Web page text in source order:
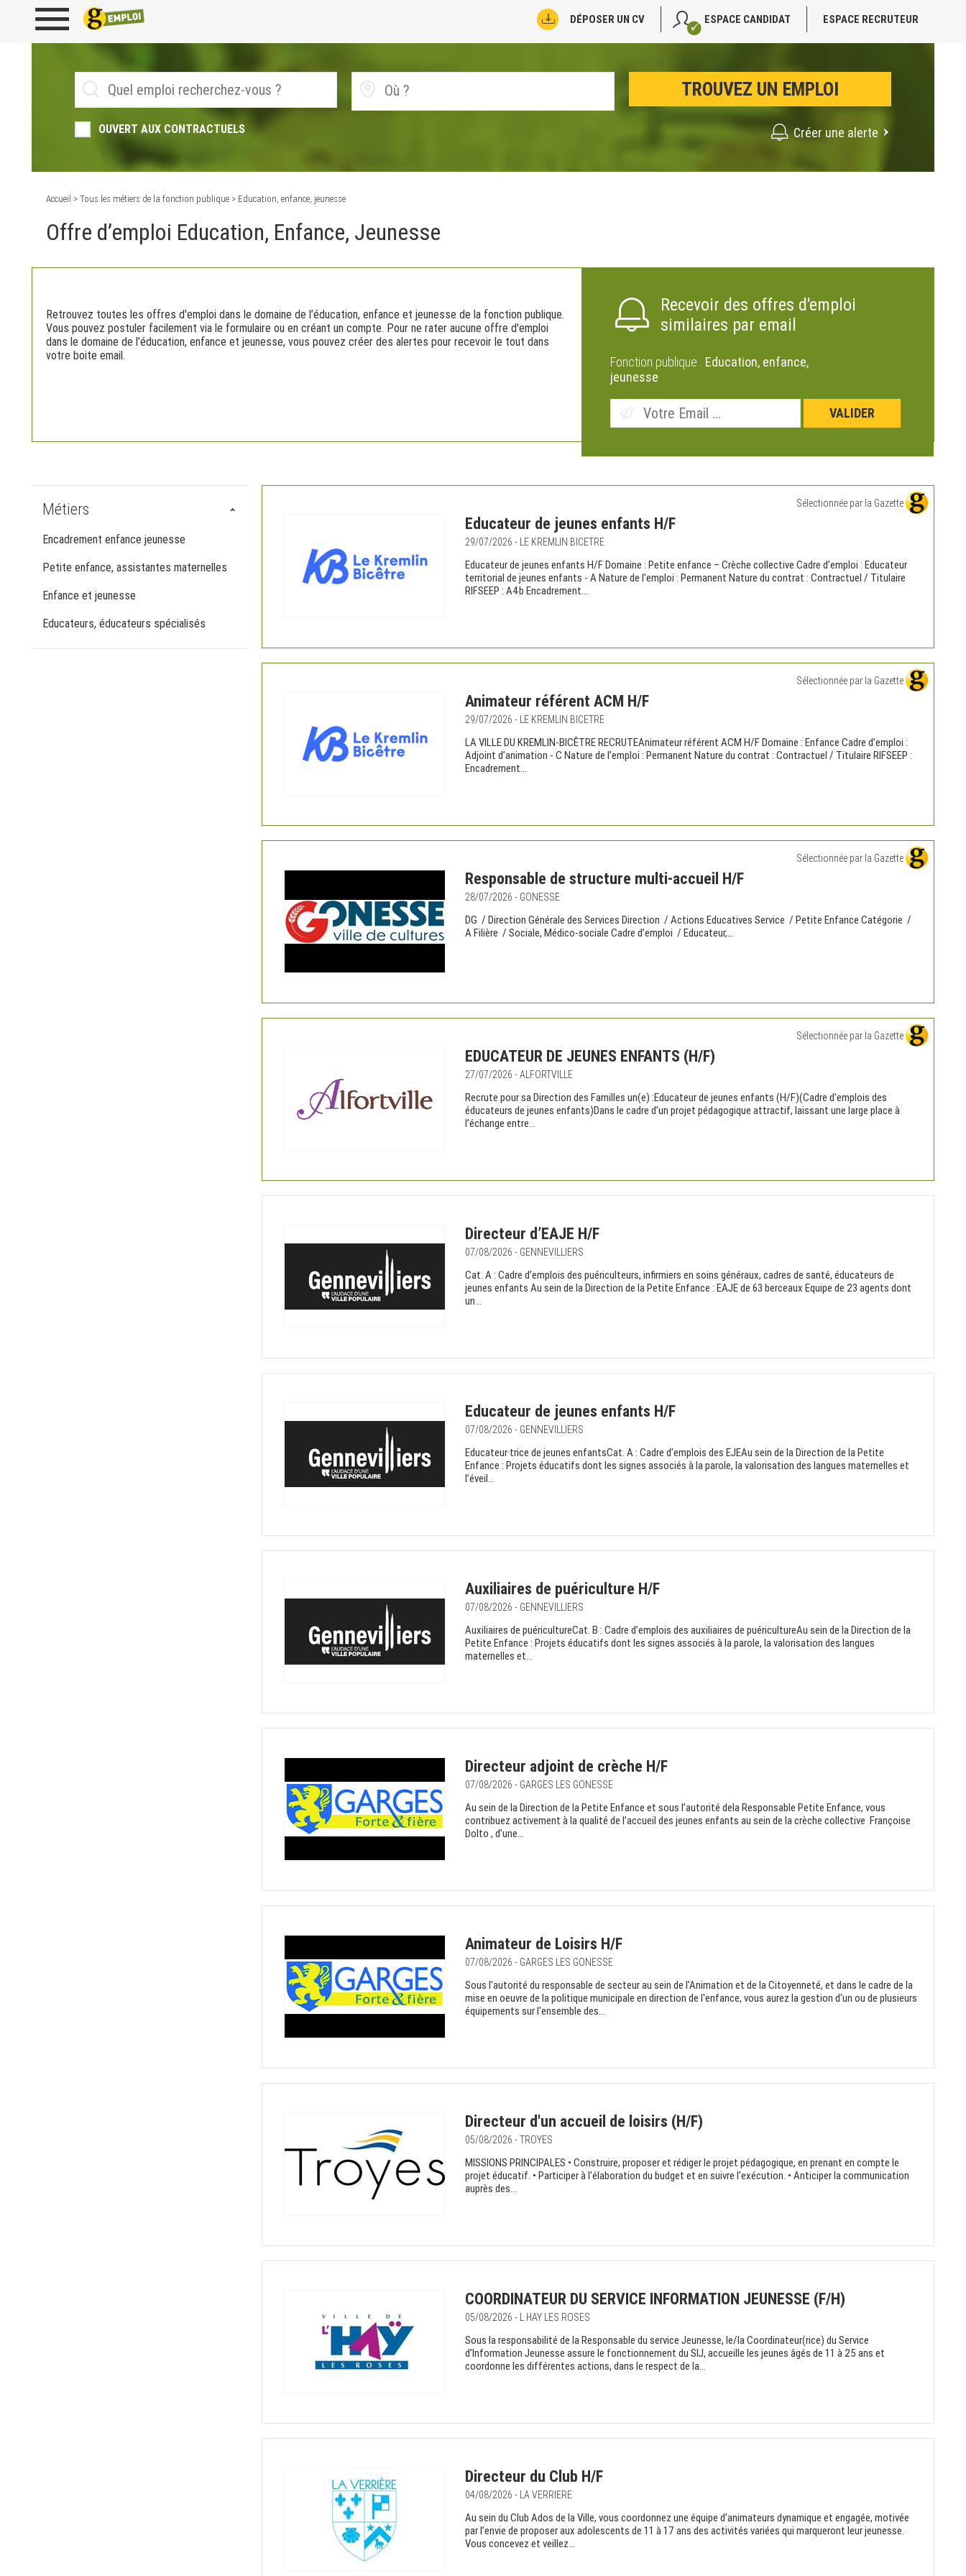
DÉPOSER UN CV ESPACE CANDIDAT ESPACE RECRUTEUR
OUVERT AUX CONTRACTUELS Créer une alerte
Accueil > Tous les métiers de la fonction publique > Education, enfance, jeunesse
Offre d’emploi Education, Enfance, Jeunesse
Retrouvez toutes les offres d'emploi dans le domaine de l’éducation, enfance et jeunesse de la fonction publique.
Vous pouvez postuler facilement via le formulaire ou en créant un compte. Pour ne rater aucune offre d'emploi
dans le domaine de l’éducation, enfance et jeunesse, vous pouvez créer des alertes pour recevoir le tout dans
votre boite email.
Recevoir des offres d'emploi
similaires par email
Fonction publique : Education, enfance,
jeunesse
Métiers
Encadrement enfance jeunesse
Petite enfance, assistantes maternelles
Enfance et jeunesse
Educateurs, éducateurs spécialisés
Sélectionnée par la Gazette
Educateur de jeunes enfants H/F
29/07/2026 - LE KREMLIN BICETRE
Educateur de jeunes enfants H/F Domaine : Petite enfance – Crèche collective Cadre d’emploi : Educateur
territorial de jeunes enfants - A Nature de l’emploi : Permanent Nature du contrat : Contractuel / Titulaire
RIFSEEP : A4b Encadrement...
Sélectionnée par la Gazette
Animateur référent ACM H/F
29/07/2026 - LE KREMLIN BICETRE
LA VILLE DU KREMLIN-BICÊTRE RECRUTEAnimateur référent ACM H/F Domaine : Enfance Cadre d’emploi :
Adjoint d’animation - C Nature de l’emploi : Permanent Nature du contrat : Contractuel / Titulaire RIFSEEP :
Encadrement...
Sélectionnée par la Gazette
Responsable de structure multi-accueil H/F
28/07/2026 - GONESSE
DG / Direction Générale des Services Direction / Actions Educatives Service / Petite Enfance Catégorie /
A Filière / Sociale, Médico-sociale Cadre d’emploi / Educateur,...
Sélectionnée par la Gazette
EDUCATEUR DE JEUNES ENFANTS (H/F)
27/07/2026 - ALFORTVILLE
Recrute pour sa Direction des Familles un(e) :Educateur de jeunes enfants (H/F)(Cadre d'emplois des
éducateurs de jeunes enfants)Dans le cadre d’un projet pédagogique attractif, laissant une large place à
l’échange entre...
Directeur d’EAJE H/F
07/08/2026 - GENNEVILLIERS
Cat. A : Cadre d’emplois des puériculteurs, infirmiers en soins généraux, cadres de santé, éducateurs de
jeunes enfants Au sein de la Direction de la Petite Enfance : EAJE de 63 berceaux Equipe de 23 agents dont
un...
Educateur de jeunes enfants H/F
07/08/2026 - GENNEVILLIERS
Educateur·trice de jeunes enfantsCat. A : Cadre d’emplois des EJEAu sein de la Direction de la Petite
Enfance : Projets éducatifs dont les signes associés à la parole, la valorisation des langues maternelles et
l’éveil...
Auxiliaires de puériculture H/F
07/08/2026 - GENNEVILLIERS
Auxiliaires de puéricultureCat. B : Cadre d’emplois des auxiliaires de puéricultureAu sein de la Direction de la
Petite Enfance : Projets éducatifs dont les signes associés à la parole, la valorisation des langues
maternelles et...
Directeur adjoint de crèche H/F
07/08/2026 - GARGES LES GONESSE
Au sein de la Direction de la Petite Enfance et sous l’autorité dela Responsable Petite Enfance, vous
contribuez activement à la qualité de l’accueil des jeunes enfants au sein de la crèche collective Françoise
Dolto , d’une...
Animateur de Loisirs H/F
07/08/2026 - GARGES LES GONESSE
Sous l'autorité du responsable de secteur au sein de l'Animation et de la Citoyenneté, et dans le cadre de la
mise en oeuvre de la politique municipale en direction de l'enfance, vous aurez la gestion d'un ou de plusieurs
équipements sur l'ensemble des...
Directeur d'un accueil de loisirs (H/F)
05/08/2026 - TROYES
MISSIONS PRINCIPALES • Construire, proposer et rédiger le projet pédagogique, en prenant en compte le
projet éducatif. • Participer à l'élaboration du budget et en suivre l'exécution. • Anticiper la communication
auprès des...
COORDINATEUR DU SERVICE INFORMATION JEUNESSE (F/H)
05/08/2026 - L HAY LES ROSES
Sous la responsabilité de la Responsable du service Jeunesse, le/la Coordinateur(rice) du Service
d’Information Jeunesse assure le fonctionnement du SIJ, accueille les jeunes âgés de 11 à 25 ans et
coordonne les différentes actions, dans le respect de la...
Directeur du Club H/F
04/08/2026 - LA VERRIERE
Au sein du Club Ados de la Ville, vous coordonnez une équipe d’animateurs dynamique et engagée, motivée
par l’envie de proposer aux adolescents de 11 à 17 ans des activités variées qui marqueront leur jeunesse.
Vous concevez et veillez...